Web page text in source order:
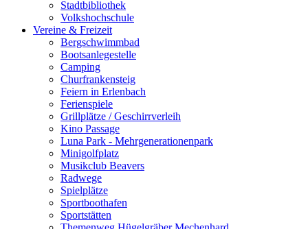
Stadtbibliothek
Volkshochschule
Vereine & Freizeit
Bergschwimmbad
Bootsanlegestelle
Camping
Churfrankensteig
Feiern in Erlenbach
Ferienspiele
Grillplätze / Geschirrverleih
Kino Passage
Luna Park - Mehrgenerationenpark
Minigolfplatz
Musikclub Beavers
Radwege
Spielplätze
Sportboothafen
Sportstätten